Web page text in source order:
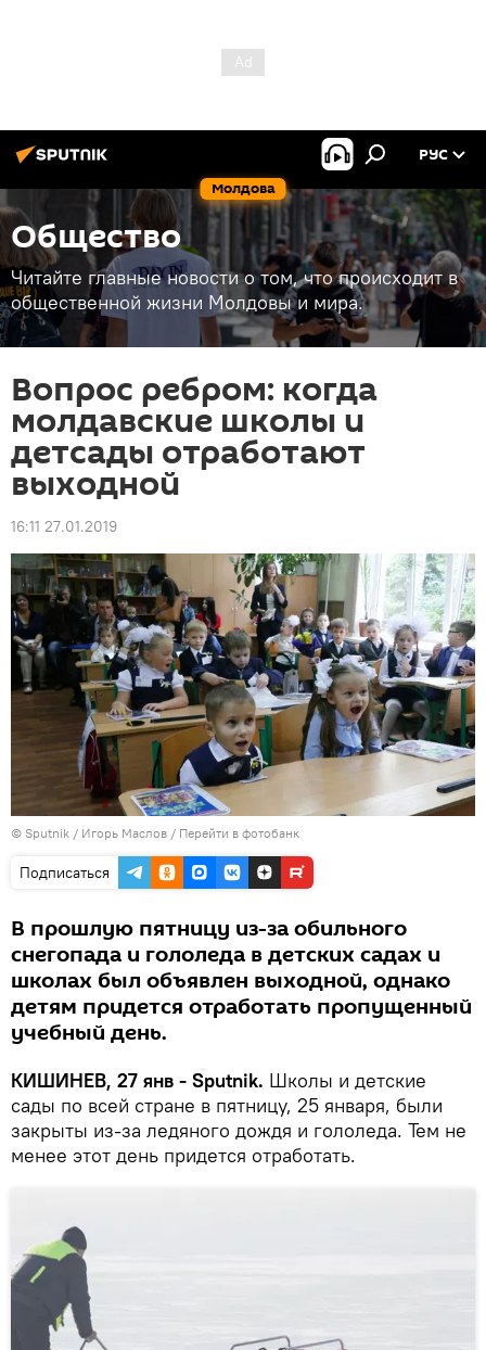
Молдова
РУС
Общество
Читайте главные новости о том, что происходит в
общественной жизни Молдовы и мира.
Вопрос ребром: когда
молдавские школы и
детсады отработают
выходной
16:11 27.01.2019
© Sputnik / Игорь Маслов / Перейти в фотобанк
Подписаться
В прошлую пятницу из-за обильного
снегопада и гололеда в детских садах и
школах был объявлен выходной, однако
детям придется отработать пропущенный
учебный день.
КИШИНЕВ, 27 янв - Sputnik. Школы и детские
сады по всей стране в пятницу, 25 января, были
закрыты из-за ледяного дождя и гололеда. Тем не
менее этот день придется отработать.